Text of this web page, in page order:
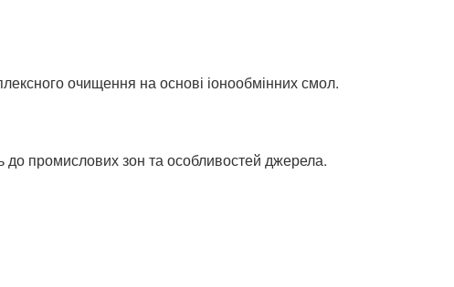
очищення на основі іонообмінних смол.
до промислових зон та особливостей джерела.